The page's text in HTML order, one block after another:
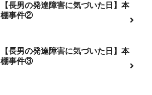
【長男の発達障害に気づいた日】本
棚事件②
【長男の発達障害に気づいた日】本
棚事件③